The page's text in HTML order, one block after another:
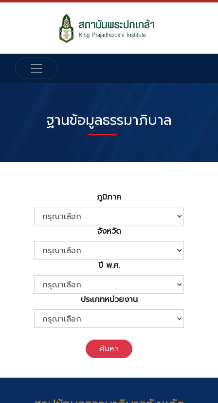
ฐานข้อมูลธรรมาภิบาล
ภูมิภาค
จังหวัด
ปี พ.ศ.
ประเภทหน่วยงาน
ค้นหา